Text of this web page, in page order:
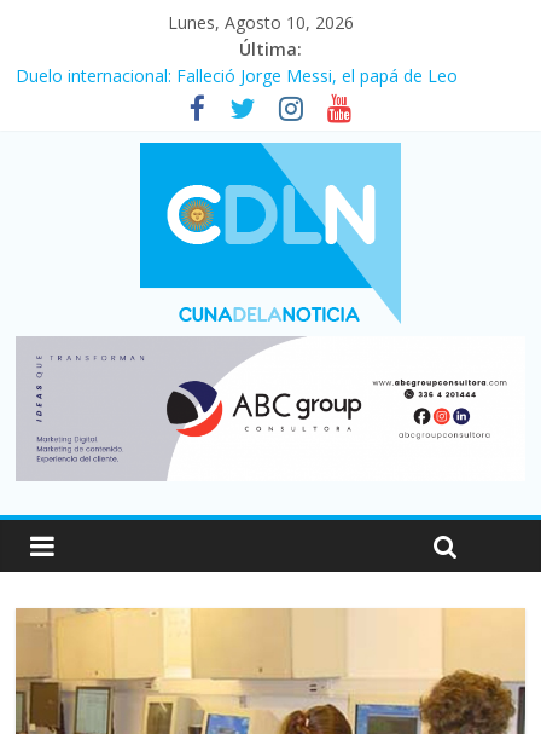
Lunes, Agosto 10, 2026
Última:
Duelo internacional: Falleció Jorge Messi, el papá de Leo
El consumo sigue frenado: las ventas minoristas cayeron 3,8 en
julio y acumulan siete meses en baja
Newell’s cayó 2 a 1 ante Defensa y Justicia en Florencio Varela
por la cuarta fecha del Clausura
El agro argentino logró un récord histórico de exportaciones en
el primer semestre de 2026
La construcción cayó 4,1% en junio y registró su cuarta baja del